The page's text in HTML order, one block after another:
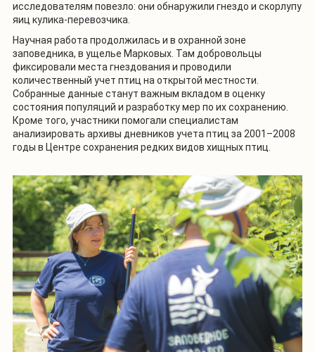
исследователям повезло: они обнаружили гнездо и скорлупу
яиц кулика-перевозчика.
Научная работа продолжилась и в охранной зоне
заповедника, в ущелье Марковых. Там добровольцы
фиксировали места гнездования и проводили
количественный учет птиц на открытой местности.
Собранные данные станут важным вкладом в оценку
состояния популяций и разработку мер по их сохранению.
Кроме того, участники помогали специалистам
анализировать архивы дневников учета птиц за 2001–2008
годы в Центре сохранения редких видов хищных птиц.